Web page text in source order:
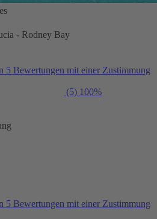
- Rodney Bay
5 Bewertungen mit einer Zustimmung
(5) 100%
5 Bewertungen mit einer Zustimmung